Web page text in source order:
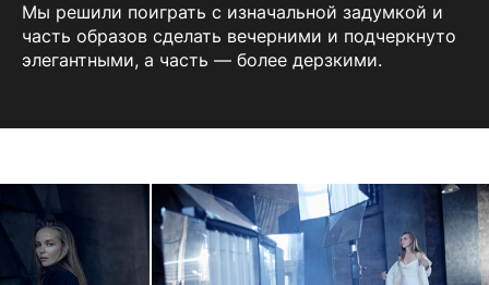
Мы решили поиграть с изначальной задумкой и
часть образов сделать вечерними и подчеркнуто
элегантными, а часть — более дерзкими.